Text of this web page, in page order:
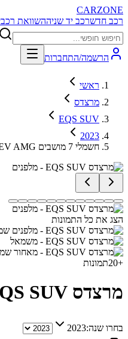
CARZONE
רכב חדשרכב יד שניההשוואת
הרשמה/התחברות
ראשי
מרצדס
EQS SUV
2023
EQS580 פלטינום EV AMG חשמלי 7 מושבים
הצג את כל התמונות
+
20תמונות
מרצדס EQS SUV
בחרו שנה:2023